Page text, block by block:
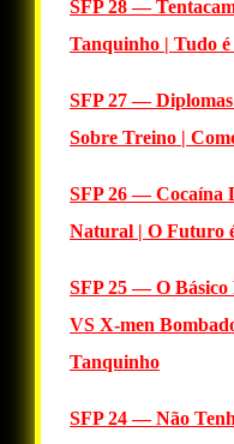
SFP 28 —
Tanquinho | Tudo
SFP 27 — Diplomas
Sobre Treino |
SFP 26 — Cocaína
Natural | O Futuro
SFP 25 — O
VS X-men
Tanquinho
SFP 24 — Não